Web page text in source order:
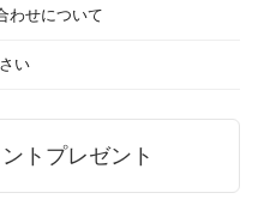
わせについて
い
トプレゼント